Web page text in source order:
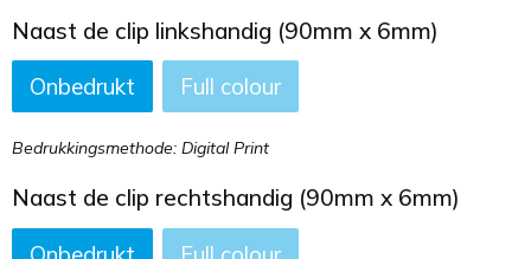
Naast de clip linkshandig (90mm x 6mm)
Onbedrukt
Full colour
Bedrukkingsmethode: Digital Print
Naast de clip rechtshandig (90mm x 6mm)